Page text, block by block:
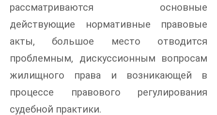
рассматриваются основные
действующие нормативные правовые
акты, большое место отводится
проблемным, дискуссионным вопросам
жилищного права и возникающей в
процессе правового регулирования
судебной практики.